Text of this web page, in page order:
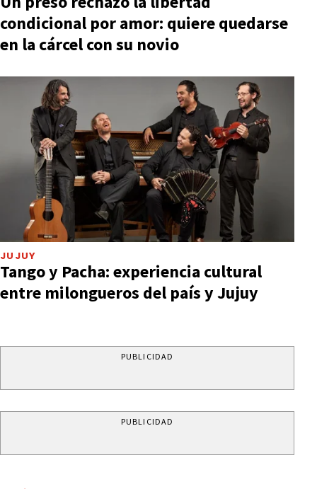
condicional por amor: quiere quedarse
en la cárcel con su novio
JUJUY
Tango y Pacha: experiencia cultural
entre milongueros del país y Jujuy
PUBLICIDAD
PUBLICIDAD